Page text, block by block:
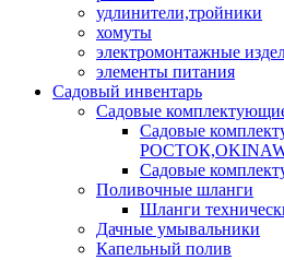
удлинители,тройники
хомуты
электромонтажные
элементы питания
Садовый инвентарь
Садовые
Садовые
Садовые
Поливочные шланги
Шланги
Дачные умывальники
Капельный полив